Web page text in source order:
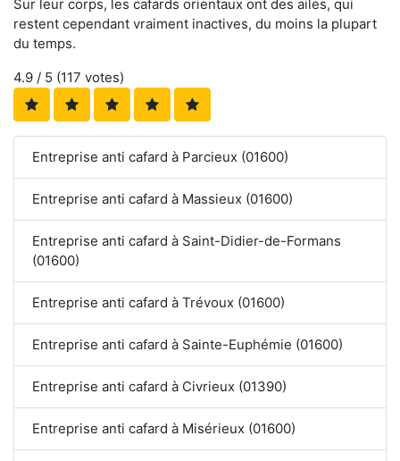
Sur leur corps, les cafards orientaux ont des ailes, qui
restent cependant vraiment inactives, du moins la plupart
du temps.
4.9 / 5 (117 votes)
Entreprise anti cafard à Parcieux (01600)
Entreprise anti cafard à Massieux (01600)
Entreprise anti cafard à Saint-Didier-de-Formans
(01600)
Entreprise anti cafard à Trévoux (01600)
Entreprise anti cafard à Sainte-Euphémie (01600)
Entreprise anti cafard à Civrieux (01390)
Entreprise anti cafard à Misérieux (01600)